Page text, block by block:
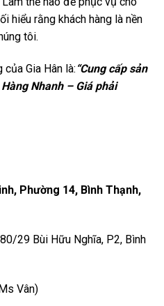
hiểu rằng khách hàng là nền
tôi.
Gia Hân là: “Cung cấp sản
Nhanh – Giá phải
Phường 14, Bình Thạnh,
29 Bùi Hữu Nghĩa, P2, Bình
Vân)